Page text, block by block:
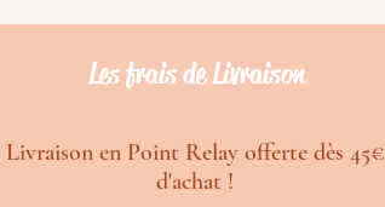
Les frais de Livraison
Livraison en Point Relay offerte dès 45€
d'achat !